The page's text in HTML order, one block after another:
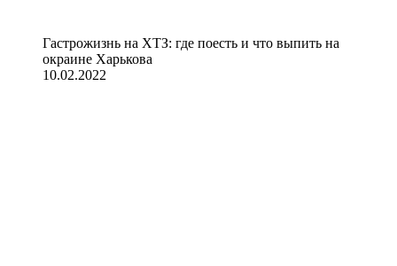
Гастрожизнь на ХТЗ: где поесть и что выпить на
окраине Харькова
10.02.2022